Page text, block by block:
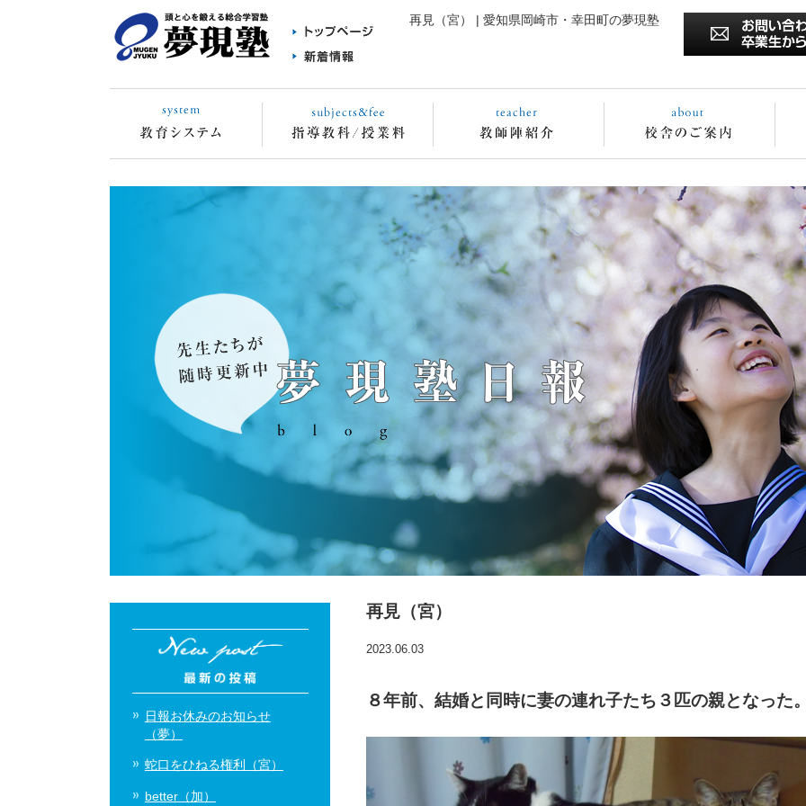
再見（宮） | 愛知県岡崎市・幸田町の夢現塾
再見（宮）
2023.06.03
８年前、結婚と同時に妻の連れ子たち３匹の親となった
日報お休みのお知らせ
（夢）
蛇口をひねる権利（宮）
better（加）